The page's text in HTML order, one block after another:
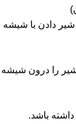
شیر دادن با
شیر را درون
باشد.